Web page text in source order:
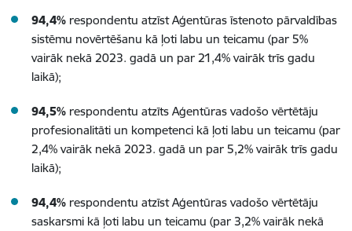
94,4% respondentu atzīst Aģentūras īstenoto pārvaldības
sistēmu novērtēšanu kā ļoti labu un teicamu (par 5%
vairāk nekā 2023. gadā un par 21,4% vairāk trīs gadu
laikā);
94,5% respondentu atzīts Aģentūras vadošo vērtētāju
profesionalitāti un kompetenci kā ļoti labu un teicamu (par
2,4% vairāk nekā 2023. gadā un par 5,2% vairāk trīs gadu
laikā);
94,4% respondentu atzīst Aģentūras vadošo vērtētāju
saskarsmi kā ļoti labu un teicamu (par 3,2% vairāk nekā